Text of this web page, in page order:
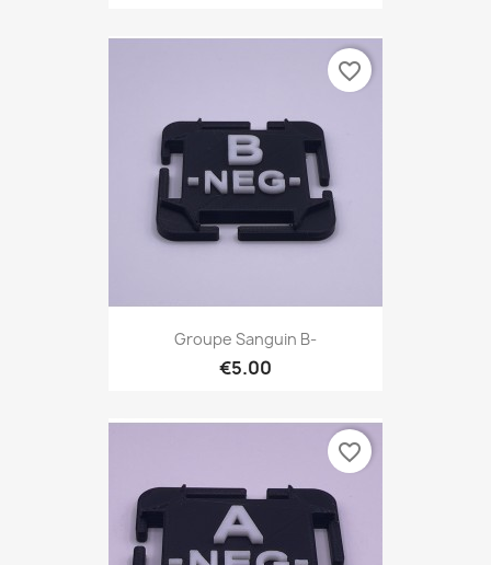
Groupe Sanguin B-
€5.00
favorite_border
favorite_border